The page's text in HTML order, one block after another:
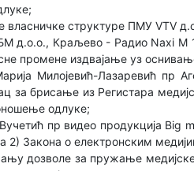
власничке структуре ПМУ VTV
д.о.о., Краљево - Радио Naxi М
промене издвајање уз
Милојевић-Лазаревић пр
за брисање из Регистара
одлуке;
пр видео продукција Big
2) Закона о електронским
дозволе за пружање